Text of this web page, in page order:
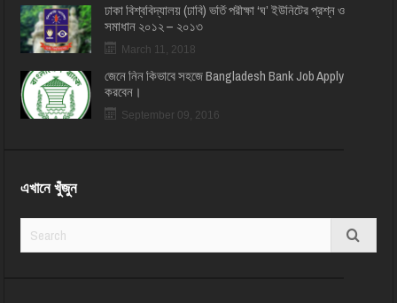
ঢাকা বিশ্ববিদ্যালয় (ঢাবি) ভর্তি পরীক্ষা ‘ঘ’ ইউনিটের প্রশ্ন ও
সমাধান ২০১২ – ২০১৩
March 11, 2018
জেনে নিন কিভাবে সহজে Bangladesh Bank Job Apply
করবেন।
September 09, 2016
এখানে খুঁজুন